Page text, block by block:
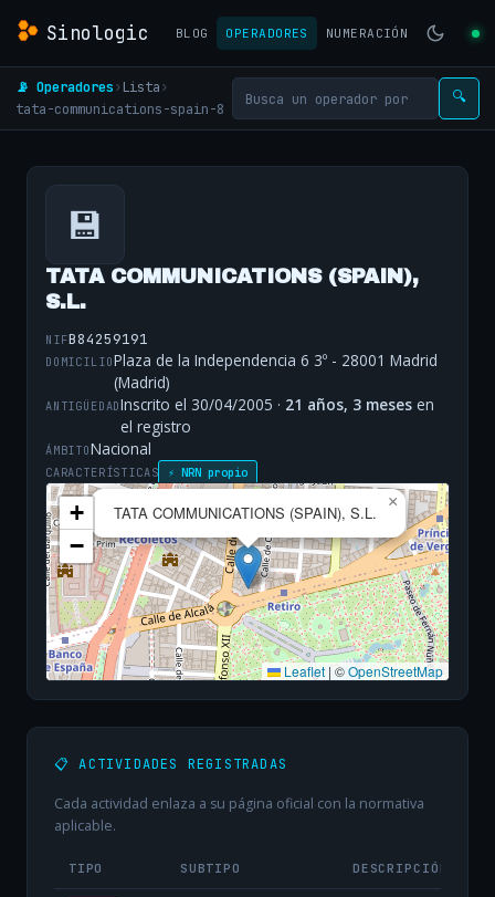
Sinologic BLOG OPERADORES NUMERACIÓN
📡 Operadores› Lista›
tata-communications-spain-8
🔍
💾
TATA COMMUNICATIONS (SPAIN),
S.L.
NIFB84259191
DOMICILIOPlaza de la Independencia 6 3º - 28001 Madrid
(Madrid)
ANTIGÜEDADInscrito el 30/04/2005 · 21 años, 3 meses en
el registro
ÁMBITONacional
CARACTERÍSTICAS ⚡ NRN propio
TATA COMMUNICATIONS (SPAIN), S.L.
×
+
−
Leaflet | ©OpenStreetMap
📋 ACTIVIDADES REGISTRADAS
Cada actividad enlaza a su página oficial con la normativa
aplicable.
TIPO SUBTIPO DESCRIPCIÓN